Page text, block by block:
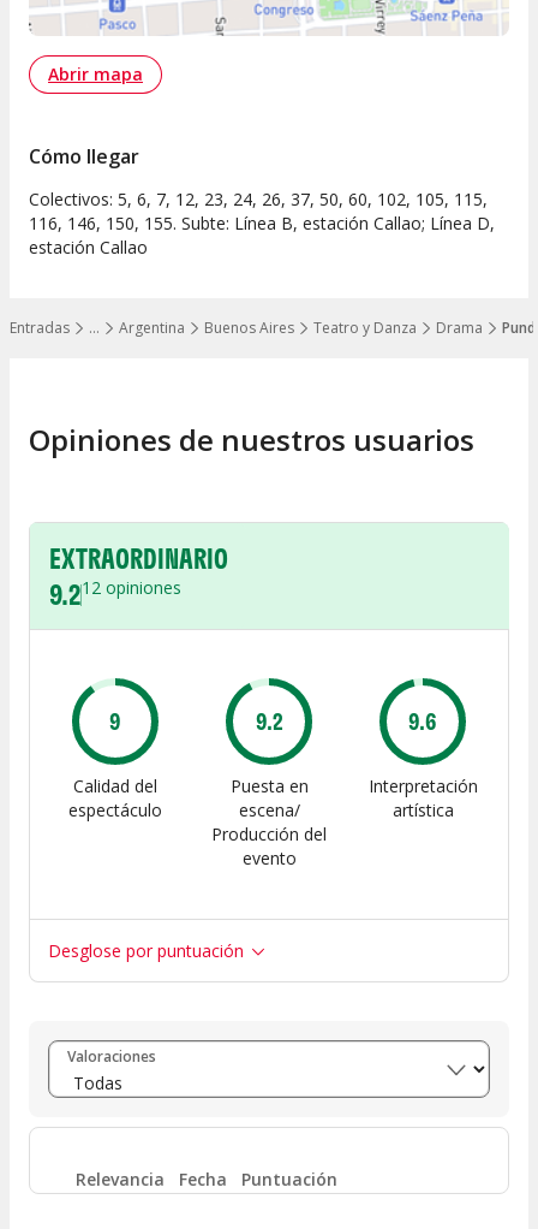
…
Mostrar todos los niveles
Entradas Argentina Buenos Aires Teatro y Danza Drama
Abrir mapa
Cómo llegar
Colectivos: 5, 6, 7, 12, 23, 24, 26, 37, 50, 60, 102, 105, 115,
116, 146, 150, 155. Subte: Línea B, estación Callao; Línea D,
estación Callao
Opiniones de nuestros usuarios
EXTRAORDINARIO
9.212 opiniones
9
Calidad del
espectáculo
9.2
Puesta en
escena/
Producción del
evento
9.6
Interpretación
artística
Desglose por puntuación
Entre 8 y 10 (11)
Entre 6 y 8 (0)
Entre 4 y 6 1
Valoraciones
Relevancia Fecha Puntuación